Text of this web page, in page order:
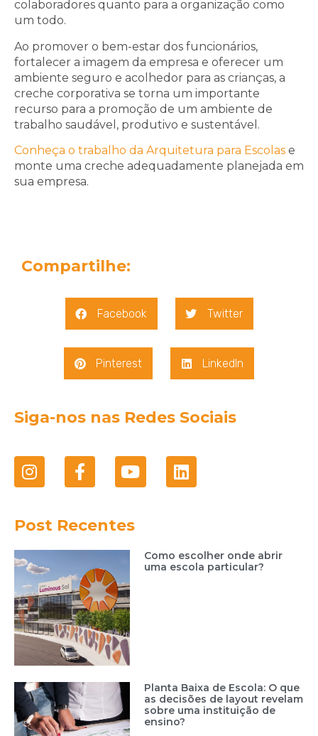
colaboradores quanto para a organização como
um todo.
Ao promover o bem-estar dos funcionários,
fortalecer a imagem da empresa e oferecer um
ambiente seguro e acolhedor para as crianças, a
creche corporativa se torna um importante
recurso para a promoção de um ambiente de
trabalho saudável, produtivo e sustentável.
Conheça o trabalho da Arquitetura para Escolas e
monte uma creche adequadamente planejada em
sua empresa.
Compartilhe:
Facebook Twitter
Pinterest LinkedIn
Siga-nos nas Redes Sociais
Post Recentes
Como escolher onde abrir
uma escola particular?
Planta Baixa de Escola: O que
as decisões de layout revelam
sobre uma instituição de
ensino?